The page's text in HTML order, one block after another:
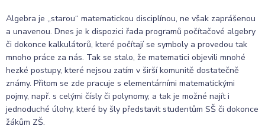
Algebra je „starou“ matematickou disciplínou, ne však zaprášenou
a unavenou. Dnes je k dispozici řada programů počítačové algebry
či dokonce kalkulátorů, které počítají se symboly a provedou tak
mnoho práce za nás. Tak se stalo, že matematici objevili mnohé
hezké postupy, které nejsou zatím v širší komunitě dostatečně
známy. Přitom se zde pracuje s elementárními matematickými
pojmy, např. s celými čísly či polynomy, a tak je možné najít i
jednoduché úlohy, které by šly představit studentům SŠ či dokonce
žákům ZŠ.